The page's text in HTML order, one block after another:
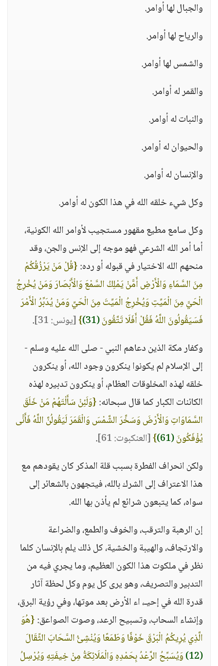
والجبال لها أوامر.
والرياح لها أوامر.
والشمس لها أوامر.
والقمر له أوامر.
والنبات له أوامر.
والحيوان له أوامر.
والإنسان له أوامر.
وكل شيء خلقه الله في هذا الكون له أوامر.
وكل سامع مطيع مقهور مستجيب لأوامر الله الكونية،
أما أمر الله الشرعي فهو موجه إلى الإنس والجن، وقد
منحهم الله الاختيار في قبوله أو رده:{قُلْ مَنْ يَرْزُقُكُمْ
مِنَ السَّمَاءِ وَالْأَرْضِ أَمَّنْ يَمْلِكُ السَّمْعَ وَالْأَبْصَارَ وَمَنْ يُخْرِجُ
الْحَيَّ مِنَ الْمَيِّتِ وَيُخْرِجُ الْمَيِّتَ مِنَ الْحَيِّ وَمَنْ يُدَبِّرُ الْأَمْرَ
فَسَيَقُولُونَ اللَّهُ فَقُلْ أَفَلَا تَتَّقُونَ(31)
}[يونس: 31]
.
وكفار مكة الذين دعاهم النبي - صلى الله عليه وسلم -
إلى الإسلام لم يكونوا ينكرون وجود الله، أو ينكرون
خلقه لهذه المخلوقات العظام، أو ينكرون تدبيره لهذه
الكائنات الكبار كما قال سبحانه:{وَلَئِنْ سَأَلْتَهُمْ مَنْ خَلَقَ
السَّمَاوَاتِ وَالْأَرْضَ وَسَخَّرَ الشَّمْسَ وَالْقَمَرَ لَيَقُولُنَّ اللَّهُ فَأَنَّى
يُؤْفَكُونَ(61)
}[العنكبوت: 61]
.
ولكن انحراف الفطرة بسبب قلة المذكر كان يقودهم مع
هذا الاعتراف إلى الشرك بالله، فيتجهون بالشعائر إلى
سواه، كما يتبعون شرائع لم يأذن بها الله.
إن الرهبة والترقب، والخوف والطمع، والضراعة
والارتجاف، والهيبة والخشية، كل ذلك يلم بالإنسان كلما
نظر في ملكوت هذا الكون العظيم، وما يجري فيه من
التدبير والتصريف، وهو يرى كل يوم وكل لحظة آثار
قدرة الله في إحيـ، اء الأرض بعد موتها، وفي رؤية البرق،
وإنشاء السحاب، وتسبيح الرعد، وصوت الصواعق:{هُوَ
الَّذِي يُرِيكُمُ الْبَرْقَ خَوْفًا وَطَمَعًا وَيُنْشِئُ السَّحَابَ الثِّقَالَ
(12)
وَيُسَبِّحُ الرَّعْدُ بِحَمْدِهِ وَالْمَلَائِكَةُ مِنْ خِيفَتِهِ وَيُرْسِلُ